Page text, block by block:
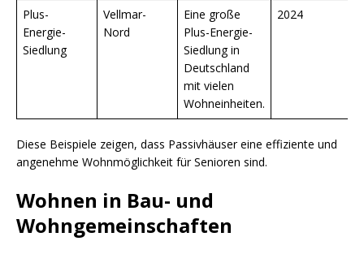
Plus-
Energie-
Siedlung
Vellmar-
Nord
Eine große
Plus-Energie-
Siedlung in
Deutschland
mit vielen
Wohneinheiten.
2024
Diese Beispiele zeigen, dass Passivhäuser eine effiziente und
angenehme Wohnmöglichkeit für Senioren sind.
Wohnen in Bau- und
Wohngemeinschaften